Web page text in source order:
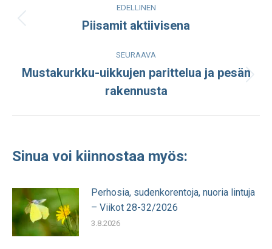
navigation
EDELLINEN
Edellinen
Piisamit aktiivisena
SEURAAVA
Seuraava
julkaisu:
Mustakurkku-uikkujen parittelua ja pesän
rakennusta
Sinua voi kiinnostaa myös:
Perhosia, sudenkorentoja, nuoria lintuja
– Viikot 28-32/2026
3.8.2026